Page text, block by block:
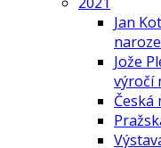
Jan
Jože
výročí